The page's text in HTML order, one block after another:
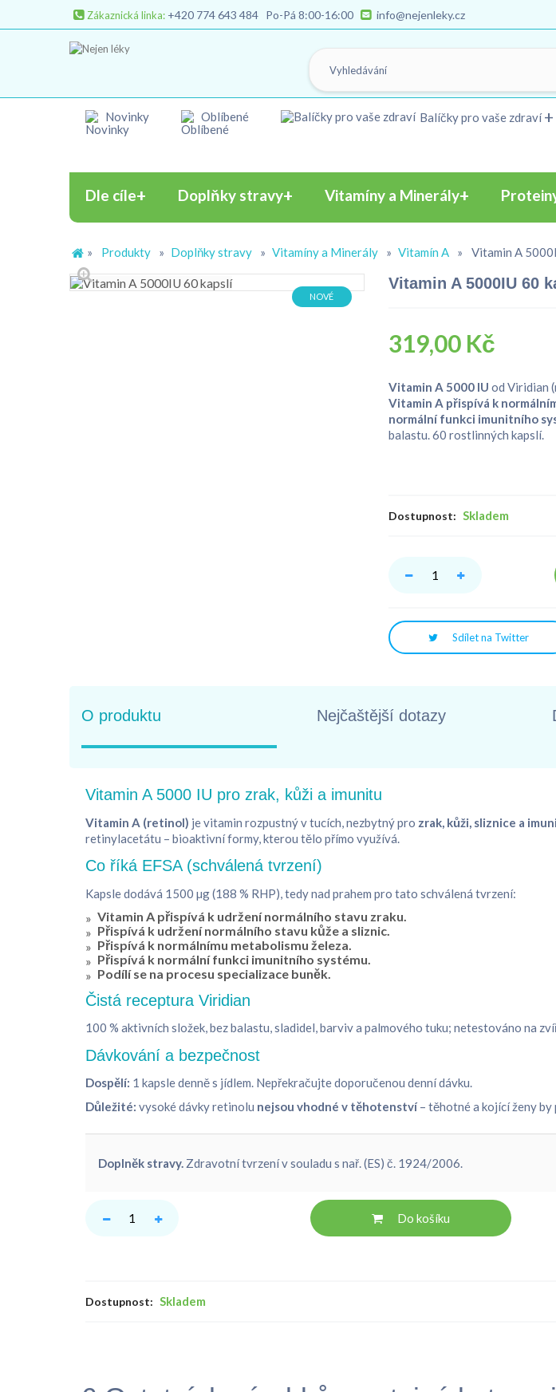
Zákaznická linka: +420 774 643 484 Po-Pá 8:00-16:00 info@nejenleky.cz
Novinky Oblíbené Balíčky pro vaše zdraví
Dle cíle Doplňky stravy Vitamíny a Minerály
» Produkty » Doplňky stravy » Vitamíny a Minerály » Vitamín A » Vitamin A
NOVÉ
Vitamin A 5000IU 60
319,00 Kč
Vitamin A 5000 IU od Viridian
Vitamin A přispívá k
normální funkci imunitního
balastu. 60 rostlinných kapslí.
Dostupnost: Skladem
Sdílet na Twitter
O produktu Nejčaštější dotazy
Vitamin A 5000 IU pro zrak, kůži a imunitu
Vitamin A (retinol) je vitamin rozpustný v tucích, nezbytný pro zrak, kůži, sliznice a
retinylacetátu – bioaktivní formy, kterou tělo přímo využívá.
Co říká EFSA (schválená tvrzení)
Kapsle dodává 1500 µg (188 % RHP), tedy nad prahem pro tato schválená tvrzení:
Vitamin A přispívá k udržení normálního stavu zraku.
Přispívá k udržení normálního stavu kůže a sliznic.
Přispívá k normálnímu metabolismu železa.
Přispívá k normální funkci imunitního systému.
Podílí se na procesu specializace buněk.
Čistá receptura Viridian
100 % aktivních složek, bez balastu, sladidel, barviv a palmového tuku; netestováno na
Dávkování a bezpečnost
Dospělí: 1 kapsle denně s jídlem. Nepřekračujte doporučenou denní dávku.
Důležité: vysoké dávky retinolu nejsou vhodné v těhotenství– těhotné a kojící ženy by
Doplněk stravy. Zdravotní tvrzení v souladu s nař. (ES) č. 1924/2006.
Do košíku
Dostupnost: Skladem